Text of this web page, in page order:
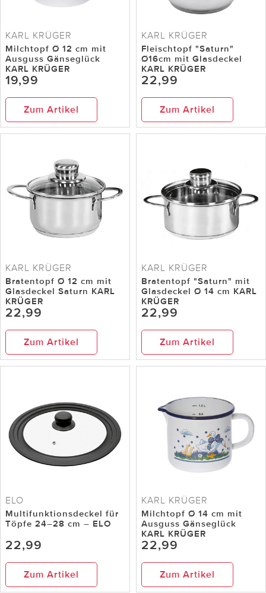
KARL KRÜGER
Milchtopf Ø 12 cm mit
Ausguss Gänseglück
KARL KRÜGER
19,99
Zum Artikel
KARL KRÜGER
Fleischtopf "Saturn"
Ø16cm mit Glasdeckel
KARL KRÜGER
22,99
Zum Artikel
KARL KRÜGER
Bratentopf Ø 12 cm mit
Glasdeckel Saturn KARL
KRÜGER
22,99
Zum Artikel
KARL KRÜGER
Bratentopf "Saturn" mit
Glasdeckel Ø 14 cm KARL
KRÜGER
22,99
Zum Artikel
ELO
Multifunktionsdeckel für
Töpfe 24–28 cm – ELO
22,99
Zum Artikel
KARL KRÜGER
Milchtopf Ø 14 cm mit
Ausguss Gänseglück
KARL KRÜGER
22,99
Zum Artikel